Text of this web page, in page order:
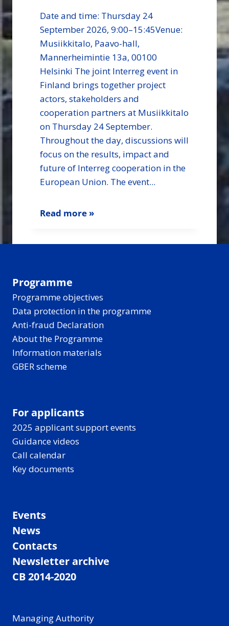
Date and time: Thursday 24
September 2026, 9:00–15:45Venue:
Musiikkitalo, Paavo-hall,
Mannerheimintie 13a, 00100
Helsinki The joint Interreg event in
Finland brings together project
actors, stakeholders and
cooperation partners at Musiikkitalo
on Thursday 24 September.
Throughout the day, discussions will
focus on the results, impact and
future of Interreg cooperation in the
European Union. The event...
Read more »
Programme
Programme objectives
Data protection in the programme
Anti-fraud Declaration
About the Programme
Information materials
GBER scheme
For applicants
2025 applicant support events
Guidance videos
Call calendar
Key documents
Events
News
Contacts
Newsletter archive
CB 2014-2020
Managing Authority